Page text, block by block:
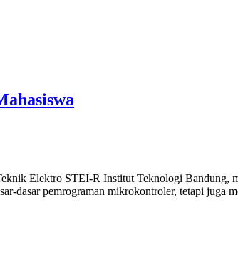
Elektro STEI-R Institut Teknologi Bandung,
dasar pemrograman mikrokontroler, tetapi juga